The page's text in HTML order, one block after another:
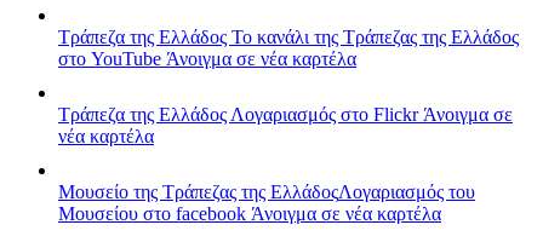
Τράπεζα της Ελλάδος Το κανάλι της Τράπεζας της Ελλάδος
στο YouTube Άνοιγμα σε νέα καρτέλα
Τράπεζα της Ελλάδος Λογαριασμός στο FlickrΆνοιγμα σε
νέα καρτέλα
Μουσείο της Τράπεζας της ΕλλάδοςΛογαριασμός του
Μουσείου στο facebook Άνοιγμα σε νέα καρτέλα